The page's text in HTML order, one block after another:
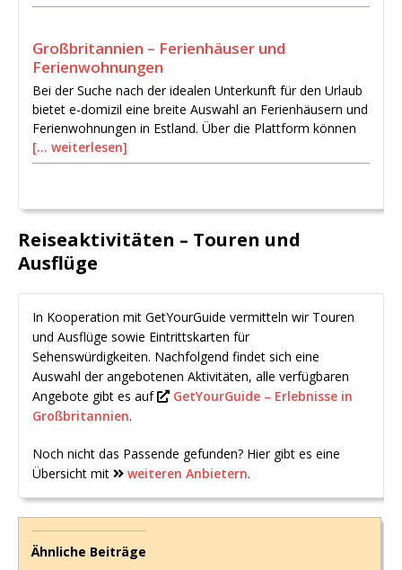
Großbritannien – Ferienhäuser und
Ferienwohnungen
Bei der Suche nach der idealen Unterkunft für den Urlaub
bietet e-domizil eine breite Auswahl an Ferienhäusern und
Ferienwohnungen in Estland. Über die Plattform können
[… weiterlesen]
Reiseaktivitäten – Touren und
Ausflüge
In Kooperation mit GetYourGuide vermitteln wir Touren
und Ausflüge sowie Eintrittskarten für
Sehenswürdigkeiten. Nachfolgend findet sich eine
Auswahl der angebotenen Aktivitäten, alle verfügbaren
Angebote gibt es auf
GetYourGuide – Erlebnisse in
Großbritannien.
Noch nicht das Passende gefunden? Hier gibt es eine
Übersicht mit
weiteren Anbietern.
Ähnliche Beiträge